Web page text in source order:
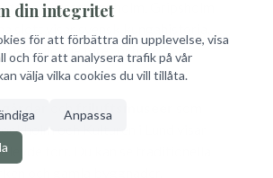
som Drottningholm, Gripsholm
guidade turer och
och
och Kulturen i Lund visar
levde förr. Du kan se traditionella
din integritet
för att förbättra din upplevelse, visa
och för att analysera trafik på vår
välja vilka cookies du vill tillåta.
Anpassa